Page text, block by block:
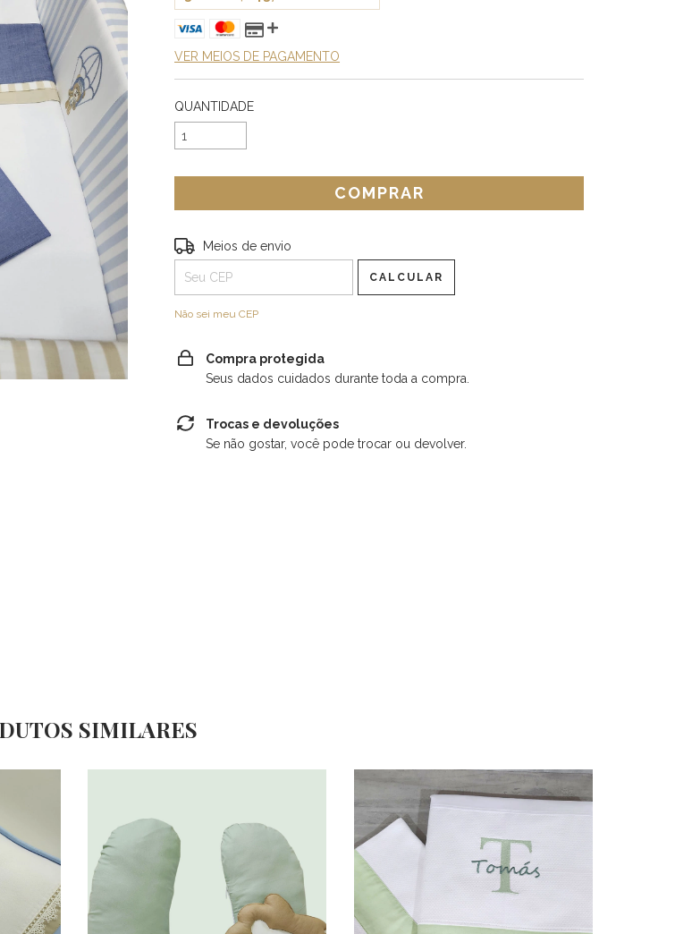
VER MEIOS DE PAGAMENTO
QUANTIDADE
Entregas para o CEP:
Meios de envio
CALCULAR
Não sei meu CEP
Compra protegida
Seus dados cuidados durante toda a compra.
Trocas e devoluções
Se não gostar, você pode trocar ou devolver.
SIMILARES